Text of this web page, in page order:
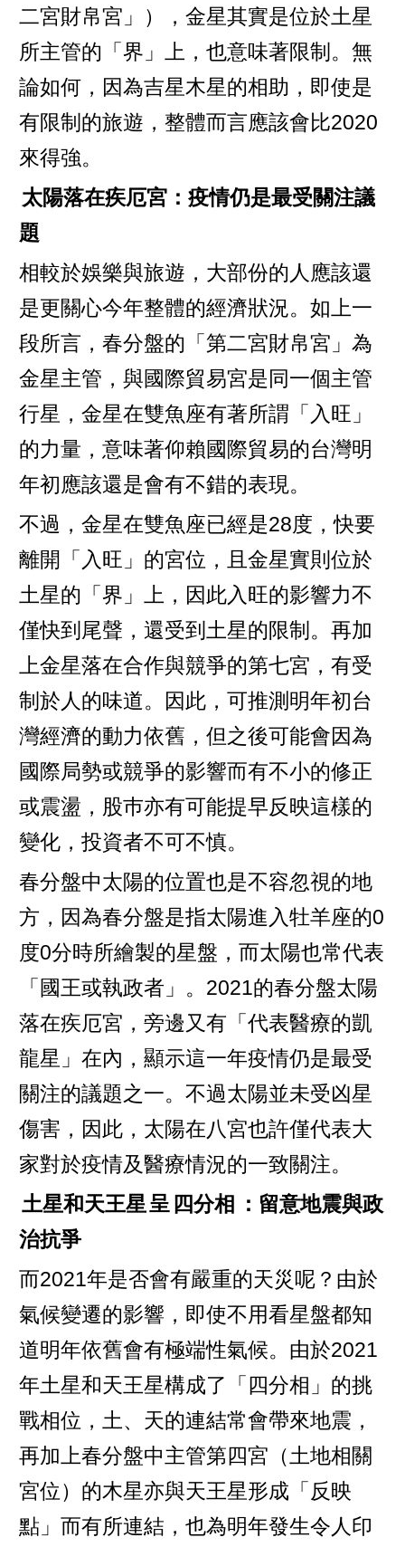
二宮財帛宮」），金星其實是位於土星
所主管的「界」上，也意味著限制。無
論如何，因為吉星木星的相助，即使是
有限制的旅遊，整體而言應該會比2020
來得強。
太陽落在疾厄宮：疫情仍是最受關注議
題
相較於娛樂與旅遊，大部份的人應該還
是更關心今年整體的經濟狀況。如上一
段所言，春分盤的「第二宮財帛宮」為
金星主管，與國際貿易宮是同一個主管
行星，金星在雙魚座有著所謂「入旺」
的力量，意味著仰賴國際貿易的台灣明
年初應該還是會有不錯的表現。
不過，金星在雙魚座已經是28度，快要
離開「入旺」的宮位，且金星實則位於
土星的「界」上，因此入旺的影響力不
僅快到尾聲，還受到土星的限制。再加
上金星落在合作與競爭的第七宮，有受
制於人的味道。因此，可推測明年初台
灣經濟的動力依舊，但之後可能會因為
國際局勢或競爭的影響而有不小的修正
或震盪，股巿亦有可能提早反映這樣的
變化，投資者不可不慎。
春分盤中太陽的位置也是不容忽視的地
方，因為春分盤是指太陽進入牡羊座的0
度0分時所繪製的星盤，而太陽也常代表
「國王或執政者」。2021的春分盤太陽
落在疾厄宮，旁邊又有「代表醫療的凱
龍星」在內，顯示這一年疫情仍是最受
關注的議題之一。不過太陽並未受凶星
傷害，因此，太陽在八宮也許僅代表大
家對於疫情及醫療情況的一致關注。
土星和天王星呈 四分相 ：留意地震與政
治抗爭
而2021年是否會有嚴重的天災呢？由於
氣候變遷的影響，即使不用看星盤都知
道明年依舊會有極端性氣候。由於2021
年土星和天王星構成了「四分相」的挑
戰相位，土、天的連結常會帶來地震，
再加上春分盤中主管第四宮（土地相關
宮位）的木星亦與天王星形成「反映
點」而有所連結，也為明年發生令人印